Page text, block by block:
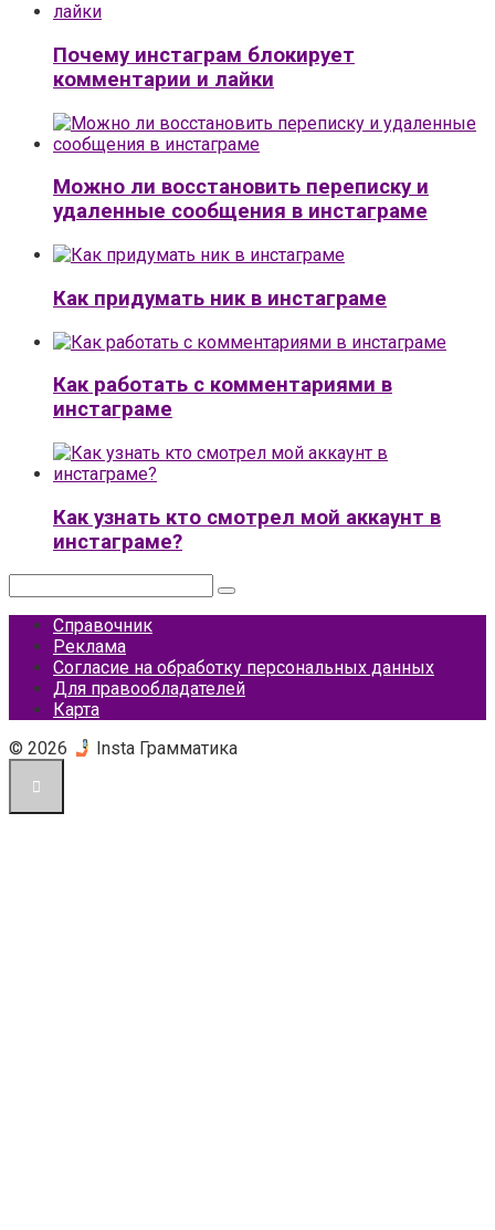
Почему инстаграм блокирует
комментарии и лайки
Можно ли восстановить переписку и
удаленные сообщения в инстаграме
Как придумать ник в инстаграме
Как работать с комментариями в
инстаграме
Как узнать кто смотрел мой аккаунт в
инстаграме?
Справочник
Реклама
Согласие на обработку персональных данных
Для правообладателей
Карта
© 2026
Insta Грамматика